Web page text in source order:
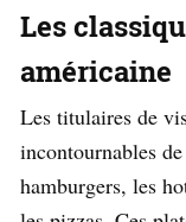
Les
américaine
Les titulaires de
incontournables
hamburgers, les